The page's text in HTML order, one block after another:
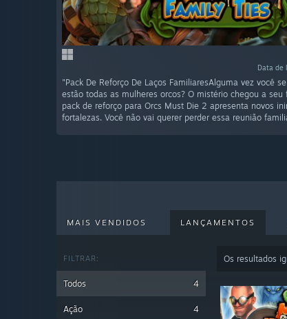
Data de
"Pack De Reforço De Laços FamiliaresAlguma vez você
estão todas as mulheres orcos? O mistério chegou a seu
pack de reforço para Orcs Must Die 2 apresenta novos
fortalezas. Você não vai querer perder essa reunião
MAIS VENDIDOS LANÇAMENTOS
FILTRAR:
Todos 4
Ação 4
Os resultados